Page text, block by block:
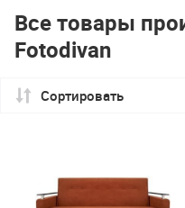
Все товары
Fotodivan
Сортировать